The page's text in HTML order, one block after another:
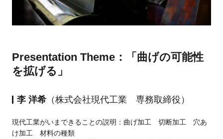
Presentation Theme：「曲げの可能性
を拡げる」
李 洋希（株式会社現代工業 専務取締役）
現代工業がいまできることの説明：曲げ加工 切断加工 穴あ
け加工 材料の種類